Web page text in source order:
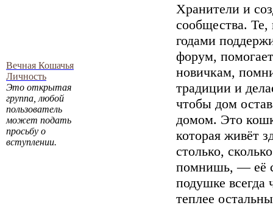
Вечная Кошачья
Личность
Это открытая
группа, любой
пользователь
может подать
просьбу о
вступлении.
Хранители и
сообщества. Те,
годами
форум, помогает
новичкам,
традиции и
чтобы дом
домом. Это
которая живёт
столько,
помнишь, — её
подушке всегда
теплее